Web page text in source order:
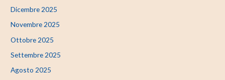
Dicembre 2025
Novembre 2025
Ottobre 2025
Settembre 2025
Agosto 2025